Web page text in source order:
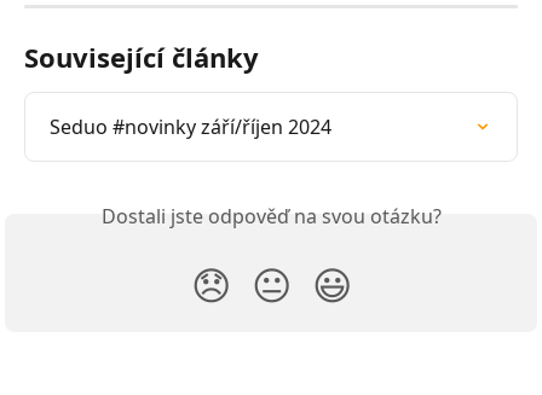
Související články
Seduo #novinky září/říjen 2024
Dostali jste odpověď na svou otázku?
😞 😐 😃